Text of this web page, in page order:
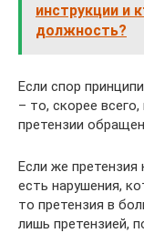
инструкции и
должность?
Если спор
– то, скорее
претензии
Если же претензия
есть нарушения,
то претензия в
лишь претензией,